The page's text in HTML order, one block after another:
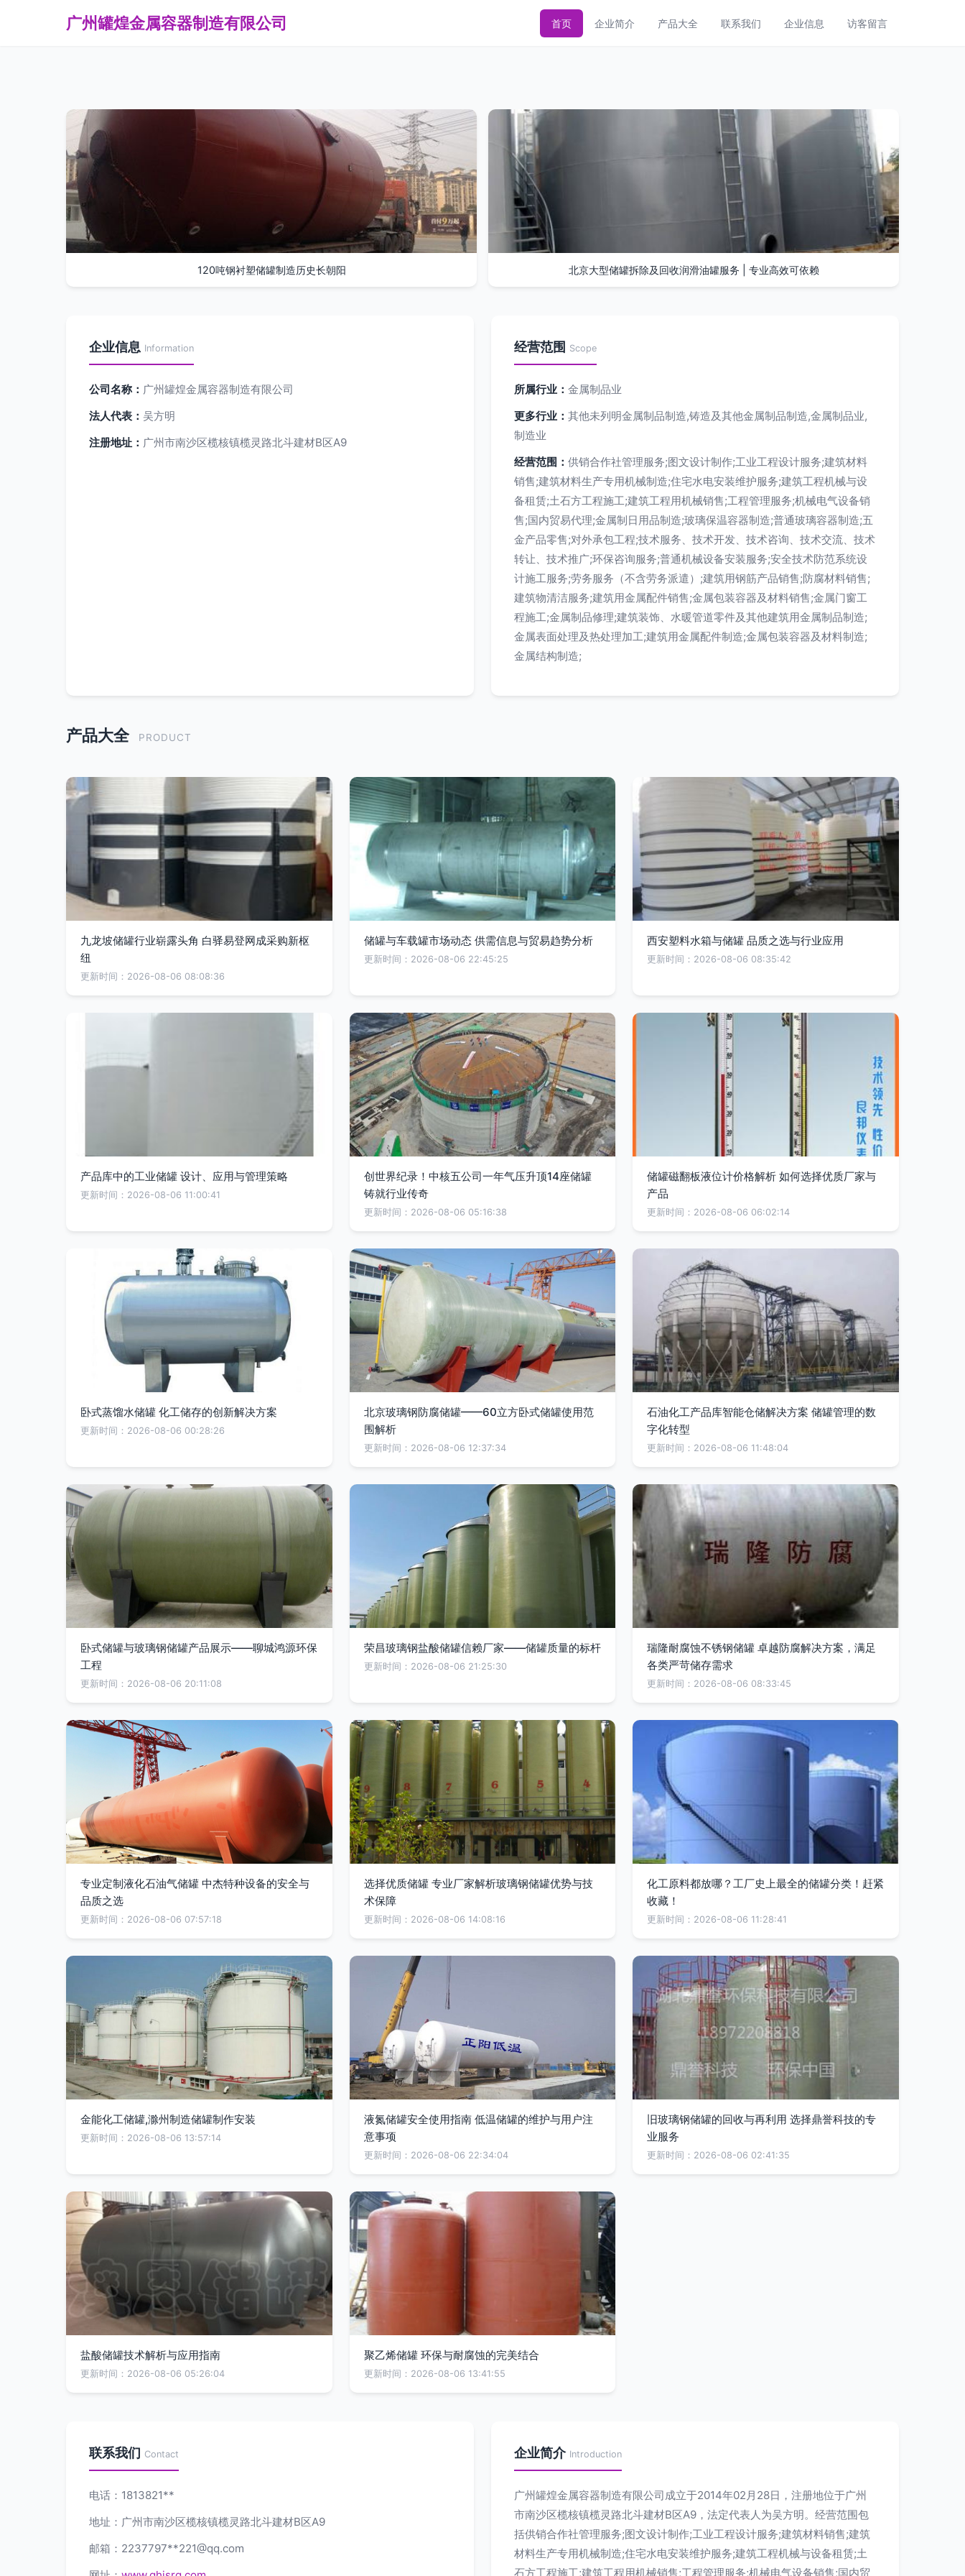
广州罐煌金属容器制造有限公司 首页 企业简介 产品大全 联系我们 企业信息 访客留言
120吨钢衬塑储罐制造历史长朝阳 北京大型储罐拆除及回收润滑油罐服务 | 专业高效可依赖
企业信息 Information
公司名称： 广州罐煌金属容器制造有限公司
法人代表： 吴方明
注册地址： 广州市南沙区榄核镇榄灵路北斗建材B区A9
经营范围 Scope
所属行业： 金属制品业
更多行业： 其他未列明金属制品制造,铸造及其他金属制品制造,金属制品业,
制造业
经营范围： 供销合作社管理服务;图文设计制作;工业工程设计服务;建筑材料
销售;建筑材料生产专用机械制造;住宅水电安装维护服务;建筑工程机械与设
备租赁;土石方工程施工;建筑工程用机械销售;工程管理服务;机械电气设备销
售;国内贸易代理;金属制日用品制造;玻璃保温容器制造;普通玻璃容器制造;五
金产品零售;对外承包工程;技术服务、技术开发、技术咨询、技术交流、技术
转让、技术推广;环保咨询服务;普通机械设备安装服务;安全技术防范系统设
计施工服务;劳务服务（不含劳务派遣）;建筑用钢筋产品销售;防腐材料销售;
建筑物清洁服务;建筑用金属配件销售;金属包装容器及材料销售;金属门窗工
程施工;金属制品修理;建筑装饰、水暖管道零件及其他建筑用金属制品制造;
金属表面处理及热处理加工;建筑用金属配件制造;金属包装容器及材料制造;
金属结构制造;
产品大全 PRODUCT
九龙坡储罐行业崭露头角 白驿易登网成采购新枢
纽
更新时间：2026-08-06 08:08:36
储罐与车载罐市场动态 供需信息与贸易趋势分析
更新时间：2026-08-06 22:45:25
西安塑料水箱与储罐 品质之选与行业应用
更新时间：2026-08-06 08:35:42
产品库中的工业储罐 设计、应用与管理策略
更新时间：2026-08-06 11:00:41
创世界纪录！中核五公司一年气压升顶14座储罐
铸就行业传奇
更新时间：2026-08-06 05:16:38
储罐磁翻板液位计价格解析 如何选择优质厂家与
产品
更新时间：2026-08-06 06:02:14
卧式蒸馏水储罐 化工储存的创新解决方案
更新时间：2026-08-06 00:28:26
北京玻璃钢防腐储罐——60立方卧式储罐使用范
围解析
更新时间：2026-08-06 12:37:34
石油化工产品库智能仓储解决方案 储罐管理的数
字化转型
更新时间：2026-08-06 11:48:04
卧式储罐与玻璃钢储罐产品展示——聊城鸿源环保
工程
更新时间：2026-08-06 20:11:08
荣昌玻璃钢盐酸储罐信赖厂家——储罐质量的标杆
更新时间：2026-08-06 21:25:30
瑞隆耐腐蚀不锈钢储罐 卓越防腐解决方案，满足
各类严苛储存需求
更新时间：2026-08-06 08:33:45
专业定制液化石油气储罐 中杰特种设备的安全与
品质之选
更新时间：2026-08-06 07:57:18
选择优质储罐 专业厂家解析玻璃钢储罐优势与技
术保障
更新时间：2026-08-06 14:08:16
化工原料都放哪？工厂史上最全的储罐分类！赶紧
收藏！
更新时间：2026-08-06 11:28:41
金能化工储罐,滁州制造储罐制作安装
更新时间：2026-08-06 13:57:14
液氮储罐安全使用指南 低温储罐的维护与用户注
意事项
更新时间：2026-08-06 22:34:04
旧玻璃钢储罐的回收与再利用 选择鼎誉科技的专
业服务
更新时间：2026-08-06 02:41:35
盐酸储罐技术解析与应用指南
更新时间：2026-08-06 05:26:04
聚乙烯储罐 环保与耐腐蚀的完美结合
更新时间：2026-08-06 13:41:55
联系我们 Contact
电话：1813821**
地址：广州市南沙区榄核镇榄灵路北斗建材B区A9
邮箱：2237797**221@qq.com
企业简介 Introduction
广州罐煌金属容器制造有限公司成立于2014年02月28日，注册地位于广州
市南沙区榄核镇榄灵路北斗建材B区A9，法定代表人为吴方明。经营范围包
括供销合作社管理服务;图文设计制作;工业工程设计服务;建筑材料销售;建筑
材料生产专用机械制造;住宅水电安装维护服务;建筑工程机械与设备租赁;土
石方工程施工;建筑工程用机械销售;工程管理服务;机械电气设备销售;国内贸